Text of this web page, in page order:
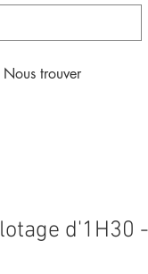
Nous trouver
d'1H30 -